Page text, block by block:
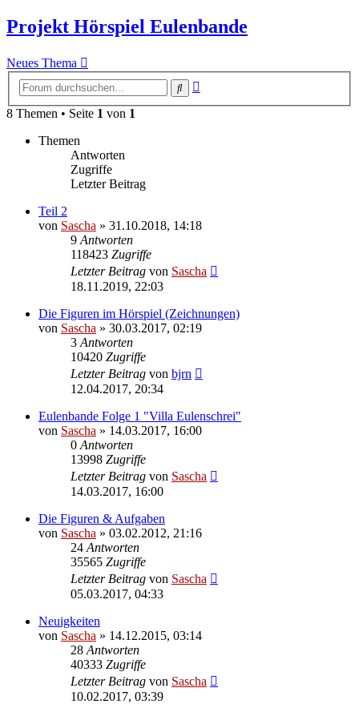
Projekt Hörspiel Eulenbande
Neues Thema
Suche
8 Themen • Seite 1 von 1
Themen
Antworten
Zugriffe
Letzter Beitrag
Teil 2
von Sascha » 31.10.2018, 14:18
9 Antworten
118423 Zugriffe
Letzter Beitrag von Sascha
18.11.2019, 22:03
Die Figuren im Hörspiel (Zeichnungen)
von Sascha » 30.03.2017, 02:19
3 Antworten
10420 Zugriffe
Letzter Beitrag von bjrn
12.04.2017, 20:34
Eulenbande Folge 1 "Villa Eulenschrei"
von Sascha » 14.03.2017, 16:00
0 Antworten
13998 Zugriffe
Letzter Beitrag von Sascha
14.03.2017, 16:00
Die Figuren & Aufgaben
von Sascha » 03.02.2012, 21:16
24 Antworten
35565 Zugriffe
Letzter Beitrag von Sascha
05.03.2017, 04:33
Neuigkeiten
von Sascha » 14.12.2015, 03:14
28 Antworten
40333 Zugriffe
Letzter Beitrag von Sascha
10.02.2017, 03:39